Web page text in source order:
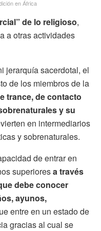
en África
de lo religioso,
a otras actividades
jerarquía sacerdotal, el
de los miembros de la
trance, de contacto
y su
en intermediarios
y sobrenaturales.
de entrar en
superioresa través
debe conocer
ayunos,
entre en un estado de
gracias al cual se